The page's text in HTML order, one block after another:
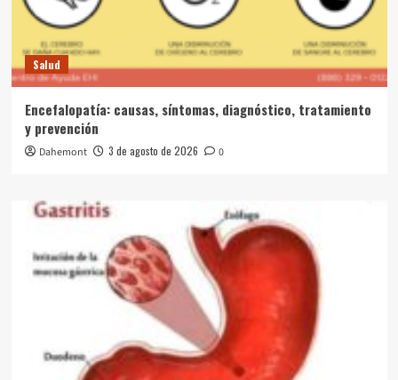
Salud
Encefalopatía: causas, síntomas, diagnóstico, tratamiento
y prevención
Dahemont 3 de agosto de 2026 0